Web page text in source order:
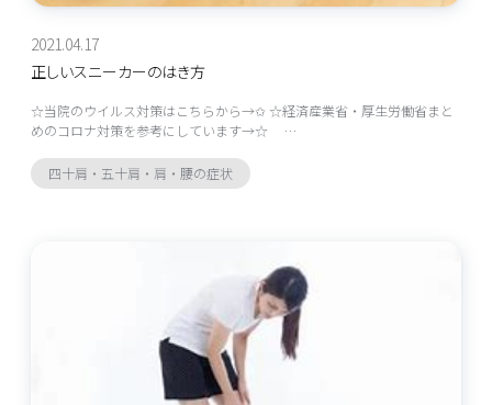
2021.04.17
正しいスニーカーのはき方
☆当院のウイルス対策はこちらから→✩ ☆経済産業省・厚生労働省まと
めのコロナ対策を参考にしています→☆ …
四十肩・五十肩・肩・腰の症状